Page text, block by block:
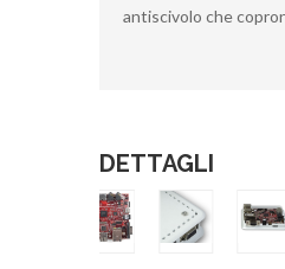
antiscivolo che
DETTAGLI